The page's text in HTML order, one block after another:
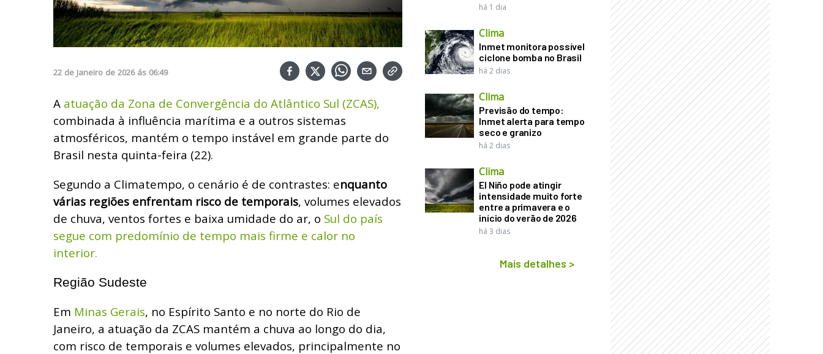
22 de Janeiro de 2026 ás 06:49
A atuação da Zona de Convergência do Atlântico Sul (ZCAS),
combinada à influência marítima e a outros sistemas
atmosféricos, mantém o tempo instável em grande parte do
Brasil nesta quinta-feira (22).
Segundo a Climatempo, o cenário é de contrastes: enquanto
várias regiões enfrentam risco de temporais, volumes elevados
de chuva, ventos fortes e baixa umidade do ar, o Sul do país
segue com predomínio de tempo mais firme e calor no
interior.
Região Sudeste
Em Minas Gerais, no Espírito Santo e no norte do Rio de
Janeiro, a atuação da ZCAS mantém a chuva ao longo do dia,
com risco de temporais e volumes elevados, principalmente no
há 1 dia
Clima
Inmet monitora possível
ciclone bomba no Brasil
há 2 dias
Clima
Previsão do tempo:
Inmet alerta para tempo
seco e granizo
há 2 dias
Clima
El Niño pode atingir
intensidade muito forte
entre a primavera e o
início do verão de 2026
há 3 dias
Mais detalhes >